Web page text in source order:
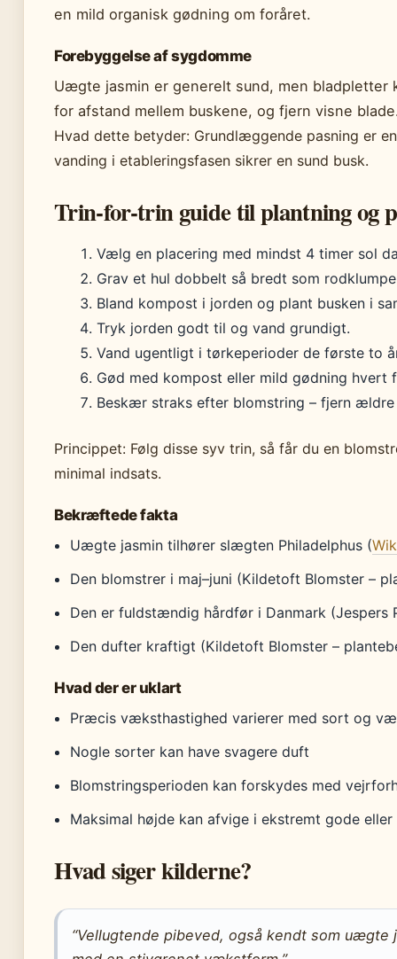
en mild organisk gødning om foråret.
Forebyggelse af sygdomme
Uægte jasmin er generelt sund, men bladpletter
for afstand mellem buskene, og fjern visne
Hvad dette betyder: Grundlæggende pasning er
vanding i etableringsfasen sikrer en sund busk.
Trin-for-trin guide til plantning og
Vælg en placering med mindst 4 timer sol
Grav et hul dobbelt så bredt som
Bland kompost i jorden og plant busken i
Tryk jorden godt til og vand grundigt.
Vand ugentligt i tørkeperioder de første to
Gød med kompost eller mild gødning hvert
Beskær straks efter blomstring – fjern ældre
Princippet: Følg disse syv trin, så får du en
minimal indsats.
Bekræftede fakta
Uægte jasmin tilhører slægten Philadelphus (
Den blomstrer i maj–juni (Kildetoft Blomster –
Den er fuldstændig hårdfør i Danmark (Jespers
Den dufter kraftigt (Kildetoft Blomster –
Hvad der er uklart
Præcis væksthastighed varierer med sort og
Nogle sorter kan have svagere duft
Blomstringsperioden kan forskydes med
Maksimal højde kan afvige i ekstremt gode
Hvad siger kilderne?
“Vellugtende pibeved, også kendt som